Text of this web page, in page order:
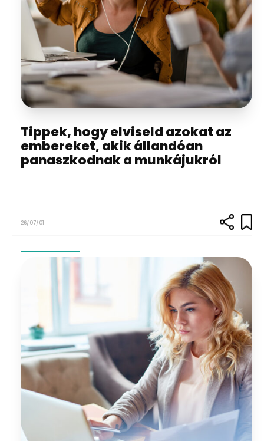
Tippek, hogy elviseld azokat az
embereket, akik állandóan
panaszkodnak a munkájukról
26/07/01